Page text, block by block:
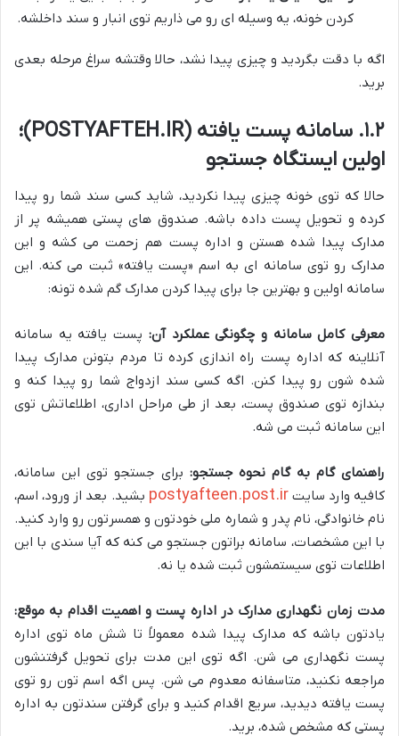
کردن خونه، یه وسیله ای رو می ذاریم توی انبار و سند داخلشه.
اگه با دقت بگردید و چیزی پیدا نشد، حالا وقتشه سراغ مرحله بعدی
برید.
۱.۲. سامانه پست یافته (POSTYAFTEH.IR)؛
اولین ایستگاه جستجو
حالا که توی خونه چیزی پیدا نکردید، شاید کسی سند شما رو پیدا
کرده و تحویل پست داده باشه. صندوق های پستی همیشه پر از
مدارک پیدا شده هستن و اداره پست هم زحمت می کشه و این
مدارک رو توی سامانه ای به اسم «پست یافته» ثبت می کنه. این
سامانه اولین و بهترین جا برای پیدا کردن مدارک گم شده تونه:
معرفی کامل سامانه و چگونگی عملکرد آن: پست یافته یه سامانه
آنلاینه که اداره پست راه اندازی کرده تا مردم بتونن مدارک پیدا
شده شون رو پیدا کنن. اگه کسی سند ازدواج شما رو پیدا کنه و
بندازه توی صندوق پست، بعد از طی مراحل اداری، اطلاعاتش توی
این سامانه ثبت می شه.
راهنمای گام به گام نحوه جستجو: برای جستجو توی این سامانه،
کافیه وارد سایتpostyafteen.post.ir بشید. بعد از ورود، اسم،
نام خانوادگی، نام پدر و شماره ملی خودتون و همسرتون رو وارد کنید.
با این مشخصات، سامانه براتون جستجو می کنه که آیا سندی با این
اطلاعات توی سیستمشون ثبت شده یا نه.
مدت زمان نگهداری مدارک در اداره پست و اهمیت اقدام به موقع:
یادتون باشه که مدارک پیدا شده معمولاً تا شش ماه توی اداره
پست نگهداری می شن. اگه توی این مدت برای تحویل گرفتنشون
مراجعه نکنید، متاسفانه معدوم می شن. پس اگه اسم تون رو توی
پست یافته دیدید، سریع اقدام کنید و برای گرفتن سندتون به اداره
پستی که مشخص شده، برید.